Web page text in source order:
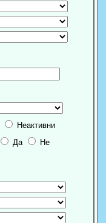
Неактивни
Да Не